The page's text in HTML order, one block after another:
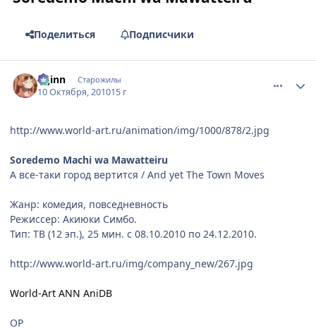
Поделиться Подписчики
u-jinn Старожилы
10 Октября, 201015 г
http://www.world-art.ru/animation/img/1000/878/2.jpg
Soredemo Machi wa Mawatteiru
А все-таки город вертится / And yet The Town Moves
Жанр: комедия, повседневность
Режиссер: Акиюки Симбо.
Тип: ТВ (12 эп.), 25 мин. c 08.10.2010 по 24.12.2010.
http://www.world-art.ru/img/company_new/267.jpg
World-Art ANN AniDB
OP